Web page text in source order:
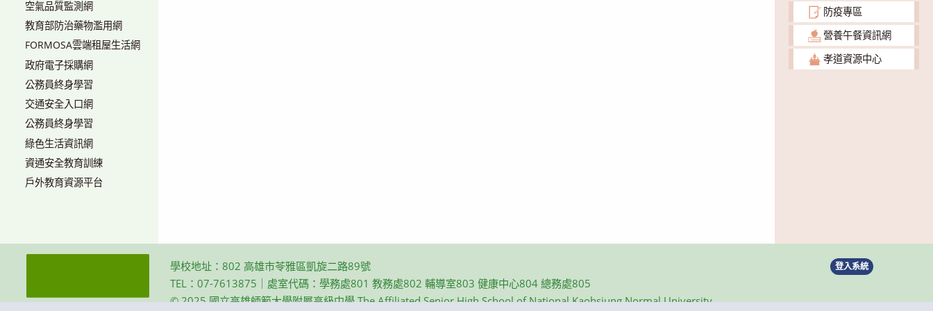
空氣品質監測網
教育部防治藥物濫用網
FORMOSA雲端租屋生活網
政府電子採購網
公務員終身學習
交通安全入口網
公務員終身學習
綠色生活資訊網
資通安全教育訓練
戶外教育資源平台
防疫專區
營養午餐資訊網
孝道資源中心
學校地址：802 高雄市苓雅區凱旋二路89號
TEL：07-7613875｜處室代碼：學務處801 教務處802 輔導室803 健康中心804 總務處805
© 2025 國立高雄師範大學附屬高級中學 The Affiliated Senior High School of National Kaohsiung Normal University
登入系統